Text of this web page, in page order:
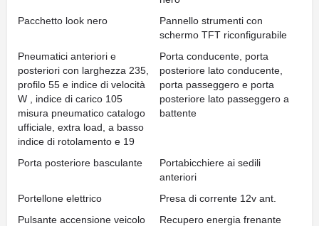
Pacchetto look nero
Pannello strumenti con
schermo TFT riconfigurabile
Pneumatici anteriori e
posteriori con larghezza 235,
profilo 55 e indice di velocità
W , indice di carico 105
misura pneumatico catalogo
ufficiale, extra load, a basso
indice di rotolamento e 19
Porta conducente, porta
posteriore lato conducente,
porta passeggero e porta
posteriore lato passeggero a
battente
Porta posteriore basculante
Portabicchiere ai sedili
anteriori
Portellone elettrico
Presa di corrente 12v ant.
Pulsante accensione veicolo
Recupero energia frenante